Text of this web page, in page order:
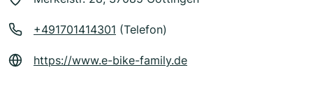
+491701414301 (Telefon)
https://www.e-bike-family.de